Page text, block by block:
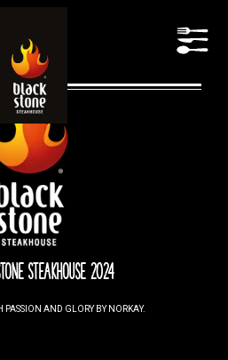
Steakhouse 2024
PASSION AND GLORY BY NORKAY.